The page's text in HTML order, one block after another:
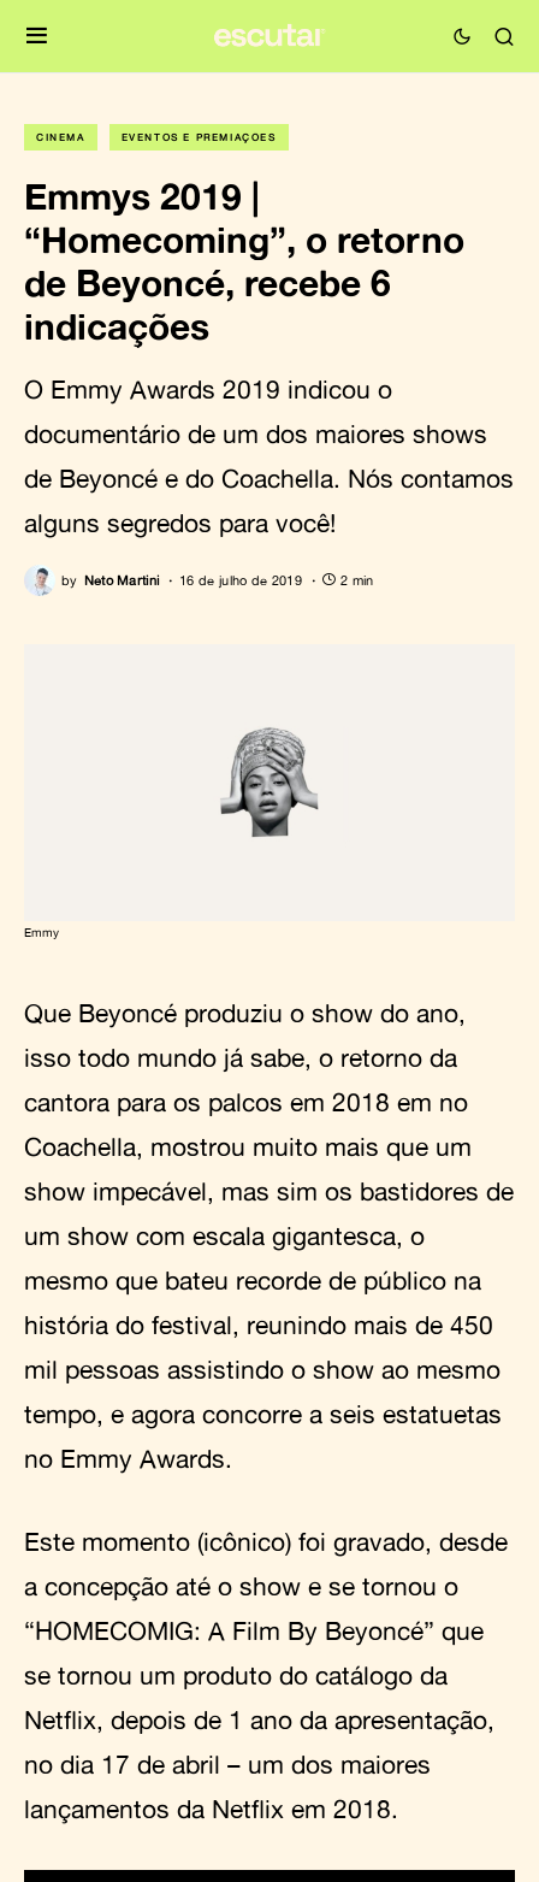
CINEMA EVENTOS E PREMIAÇÕES
Emmys 2019 |
“Homecoming”, o retorno
de Beyoncé, recebe 6
indicações
O Emmy Awards 2019 indicou o
documentário de um dos maiores shows
de Beyoncé e do Coachella. Nós contamos
alguns segredos para você!
by Neto Martini 16 de julho de 2019 2 min
Emmy
Que Beyoncé produziu o show do ano,
isso todo mundo já sabe, o retorno da
cantora para os palcos em 2018 em no
Coachella, mostrou muito mais que um
show impecável, mas sim os bastidores de
um show com escala gigantesca, o
mesmo que bateu recorde de público na
história do festival, reunindo mais de 450
mil pessoas assistindo o show ao mesmo
tempo, e agora concorre a seis estatuetas
no Emmy Awards.
Este momento (icônico) foi gravado, desde
a concepção até o show e se tornou o
“HOMECOMIG: A Film By Beyoncé” que
se tornou um produto do catálogo da
Netflix, depois de 1 ano da apresentação,
no dia 17 de abril – um dos maiores
lançamentos da Netflix em 2018.